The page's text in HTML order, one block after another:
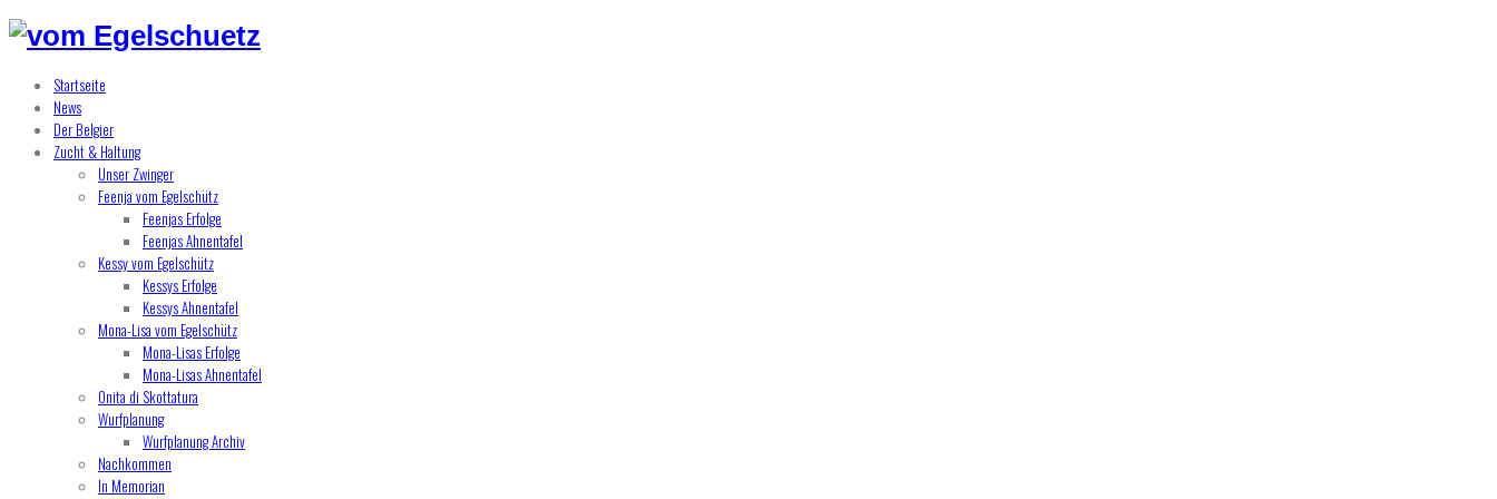
Startseite
News
Der Belgier
Zucht & Haltung
Unser Zwinger
Feenja vom Egelschütz
Feenjas Erfolge
Feenjas Ahnentafel
Kessy vom Egelschütz
Kessys Erfolge
Kessys Ahnentafel
Mona-Lisa vom Egelschütz
Mona-Lisas Erfolge
Mona-Lisas Ahnentafel
Onita di Skottatura
Wurfplanung
Wurfplanung Archiv
Nachkommen
In Memorian